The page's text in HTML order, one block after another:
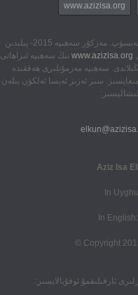
www.azizisa.org
سەھىپىسىگە مەنسۈپ. مەزكۇر سەھىپە 2015- يىلىدىن
www.azizisa.org نىڭ سەھىپە ئىزاھاتى
يېڭىلاندى. سەھىپە مەزمۇنلىرى ھەققىدە
سىز ئەزىز ئەيسا ئەلكۈن بىلەن
In
In English:
Copyright
ئارقىلىقمۇ ئوقۇيالايسىز: